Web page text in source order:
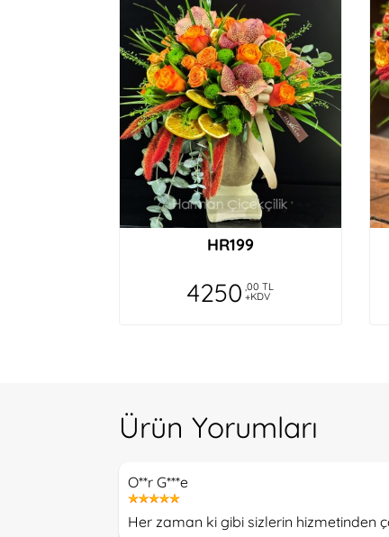
HR199
4250 ,00 TL
+KDV
Ürün Yorumları
O**r G***e
Her zaman ki gibi sizlerin hizmetinden